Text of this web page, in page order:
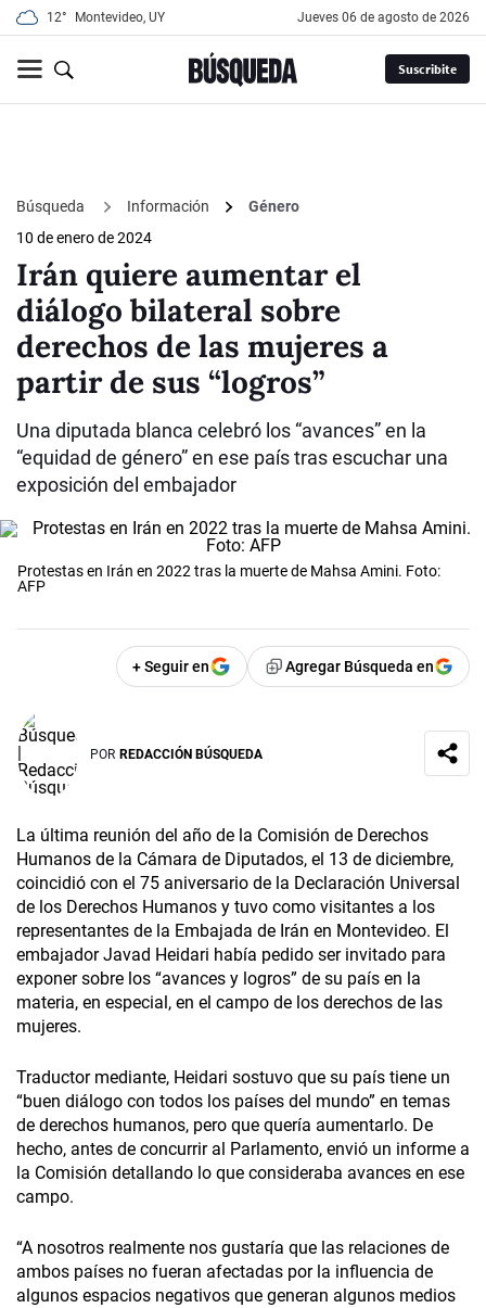
12° Montevideo, UY jueves 06 de agosto de 2026
Suscribite
Búsqueda Información
Género
10 de enero de 2024
Irán quiere aumentar el
diálogo bilateral sobre
derechos de las mujeres a
partir de sus “logros”
Una diputada blanca celebró los “avances” en la
“equidad de género” en ese país tras escuchar una
exposición del embajador
Protestas en Irán en 2022 tras la muerte de Mahsa Amini. Foto:
AFP
+ Seguir en Agregar Búsqueda en
POR REDACCIÓN BÚSQUEDA
La última reunión del año de la Comisión de Derechos
Humanos de la Cámara de Diputados, el 13 de diciembre,
coincidió con el 75 aniversario de la Declaración Universal
de los Derechos Humanos y tuvo como visitantes a los
representantes de la Embajada de Irán en Montevideo. El
embajador Javad Heidari había pedido ser invitado para
exponer sobre los “avances y logros” de su país en la
materia, en especial, en el campo de los derechos de las
mujeres.
Traductor mediante, Heidari sostuvo que su país tiene un
“buen diálogo con todos los países del mundo” en temas
de derechos humanos, pero que quería aumentarlo. De
hecho, antes de concurrir al Parlamento, envió un informe a
la Comisión detallando lo que consideraba avances en ese
campo.
“A nosotros realmente nos gustaría que las relaciones de
ambos países no fueran afectadas por la influencia de
algunos espacios negativos que generan algunos medios